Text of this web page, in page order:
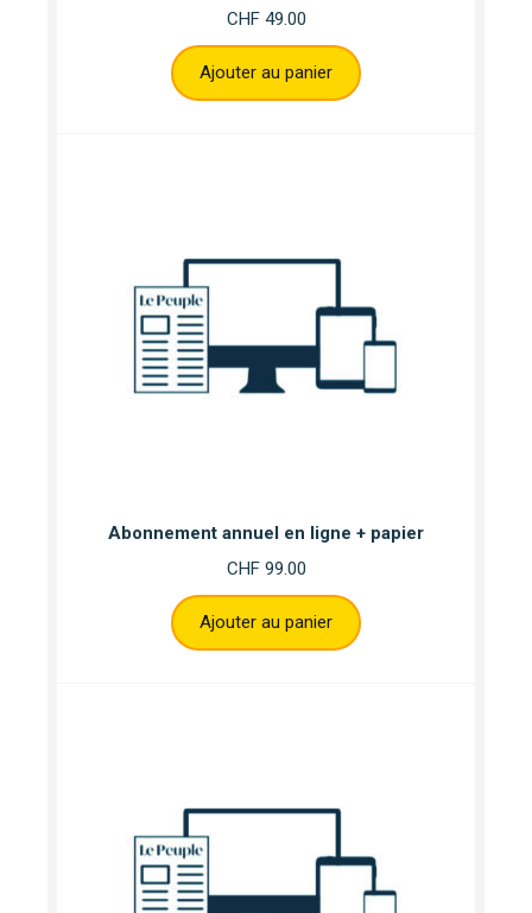
CHF49.00
Ajouter au panier
Abonnement annuel en ligne + papier
CHF99.00
Ajouter au panier